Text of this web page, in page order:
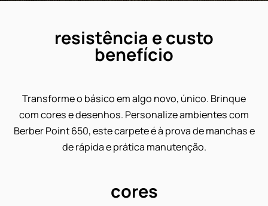
benefício
Transforme o básico em algo novo, único.
de rápida e prática manutenção.